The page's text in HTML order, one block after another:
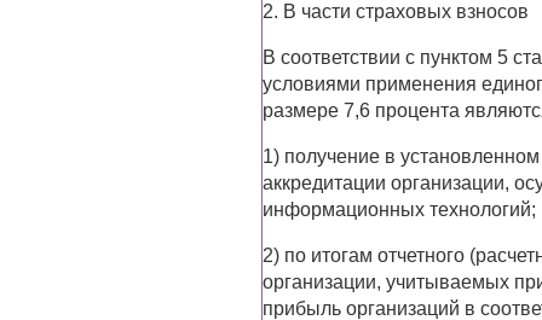
2. В части страховых взносов
В соответствии с пунктом 5
условиями применения
размере 7,6 процента
1) получение в
аккредитации организации,
информационных технологий;
2) по итогам отчетного
организации, учитываемых
прибыль организаций в